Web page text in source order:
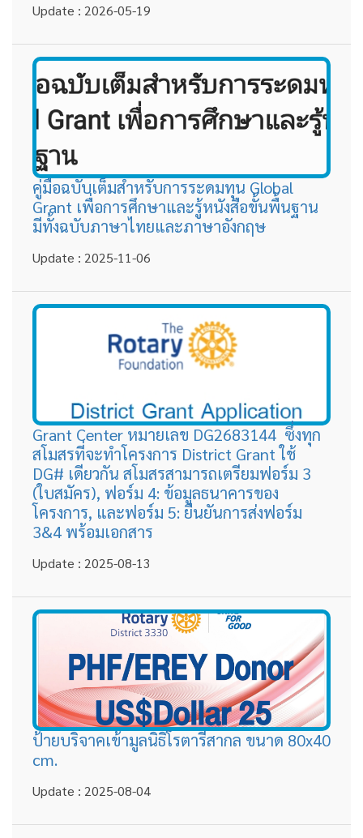
Update : 2026-05-19
คู่มือฉบับเต็มสำหรับการระดมทุน Global
Grant เพื่อการศึกษาและรู้หนังสือขั้นพื้นฐาน
มีทั้งฉบับภาษาไทยและภาษาอังกฤษ
Update : 2025-11-06
Grant Center หมายเลข DG2683144 ซึ่งทุก
สโมสรที่จะทำโครงการ District Grant ใช้
DG# เดียวกัน สโมสรสามารถเตรียมฟอร์ม 3
(ใบสมัคร), ฟอร์ม 4: ข้อมูลธนาคารของ
โครงการ, และฟอร์ม 5: ยืนยันการส่งฟอร์ม
3&4 พร้อมเอกสาร
Update : 2025-08-13
ป้ายบริจาคเข้ามูลนิธิโรตารีสากล ขนาด 80x40
cm.
Update : 2025-08-04